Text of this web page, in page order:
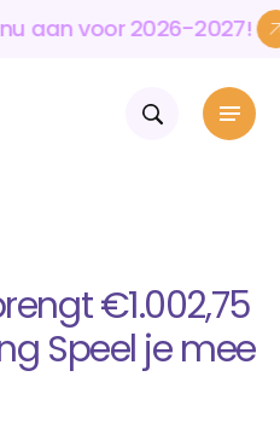
2026-2027!
voor 2026-2027!
Kies
Kies
€1.002,75
Speel je mee